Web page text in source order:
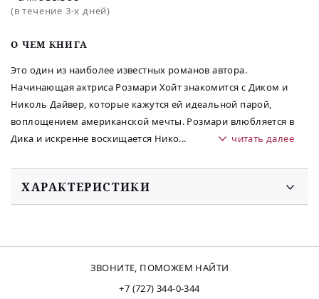
O ЧЕМ КНИГА
Это один из наиболее известных романов автора.
Начинающая актриса Розмари Хойт знакомится с Диком и
Николь Дайвер, которые кажутся ей идеальной парой,
воплощением американской мечты. Розмари влюбляется в
Дика и искренне восхищается Нико... читать далее
(в течение 3-х дней)
ХАРАКТЕРИСТИКИ
ЗВОНИТЕ, ПОМОЖЕМ НАЙТИ
+7 (727) 344-0-344